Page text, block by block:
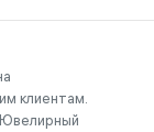
клиентам.